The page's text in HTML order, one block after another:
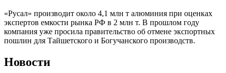
«Русал» производит около 4,1 млн т алюминия при оценках
экспертов емкости рынка РФ в 2 млн т. В прошлом году
компания уже просила правительство об отмене экспортных
пошлин для Тайшетского и Богучанского производств.
Новости